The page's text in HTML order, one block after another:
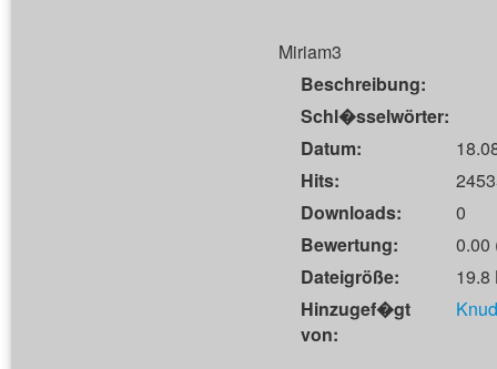
Miriam3
Beschreibung:
Schl�sselwörter:
Datum:
Hits:
Downloads:
0
Bewertung:
0.00
Dateigröße:
19.8
Hinzugef�gt
von: